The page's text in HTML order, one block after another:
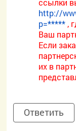
ссылки
http://
p=***** ,
Ваш
Если
их в
Ответить